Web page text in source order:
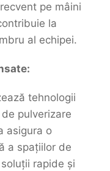
pe mâini
la
al echipei.
tehnologii
pulverizare
asigura o
a spațiilor de
rapide și